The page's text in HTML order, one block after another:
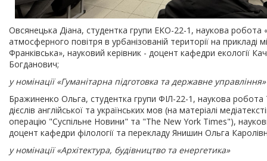
Овсянецька Діана, студентка групи ЕКО-22-1, наукова робота
атмосферного повітря в урбанізованій території на прикладі
Франківська», науковий керівник - доцент кафедри екології
Богданович;
у номінації «Гуманітарна підготовка та державне управління»
Бражиненко Ольга, студентка групи ФІЛ-22-1, наукова робота
дієслів англійської та українських мов (на матеріалі
операцію "Суспільне Новини" та "The New York Times"),
доцент кафедри філології та перекладу Янишин Ольга
у номінації «Архітектура, будівництво та енергетика»